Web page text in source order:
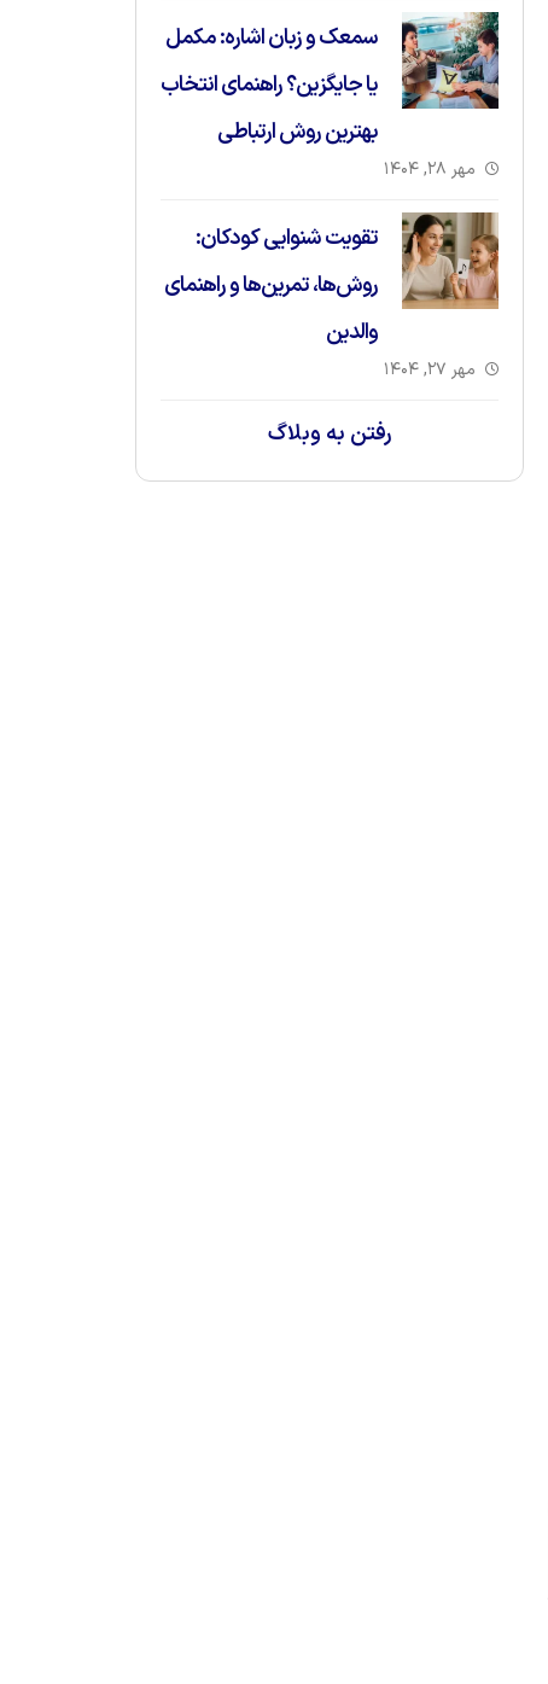
سمعک و زبان اشاره: مکمل
یا جایگزین؟ راهنمای انتخاب
بهترین روش ارتباطی
مهر ۲۸, ۱۴۰۴
تقویت شنوایی کودکان:
روش‌ها، تمرین‌ها و راهنمای
والدین
مهر ۲۷, ۱۴۰۴
رفتن به وبلاگ